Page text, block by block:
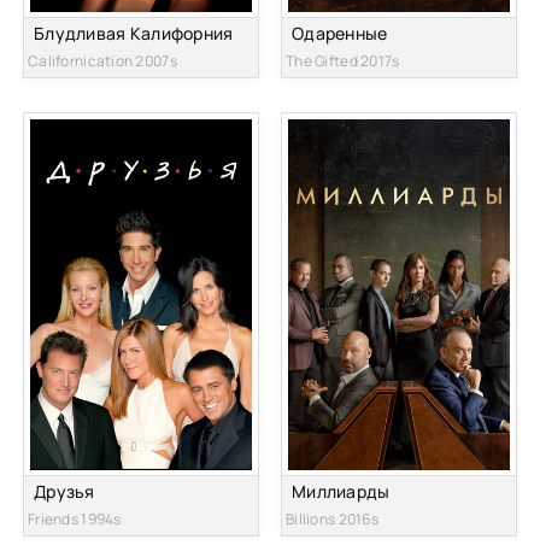
Блудливая Калифорния
Californication 2007s
Одаренные
The Gifted 2017s
Друзья
Friends 1994s
Миллиарды
Billions 2016s